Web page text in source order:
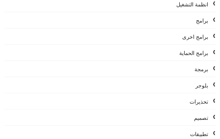
انظمة التشغيل
برامج
برامج اخرى
برامج الحماية
برمجة
بلوجر
تحذيرات
تصميم
تطبيقات